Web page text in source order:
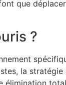
que
?
la